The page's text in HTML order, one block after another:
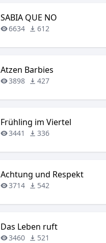
SABIA QUE NO
6634 612
Atzen Barbies
3898 427
Frühling im Viertel
3441 336
Achtung und Respekt
3714 542
Das Leben ruft
3460 521